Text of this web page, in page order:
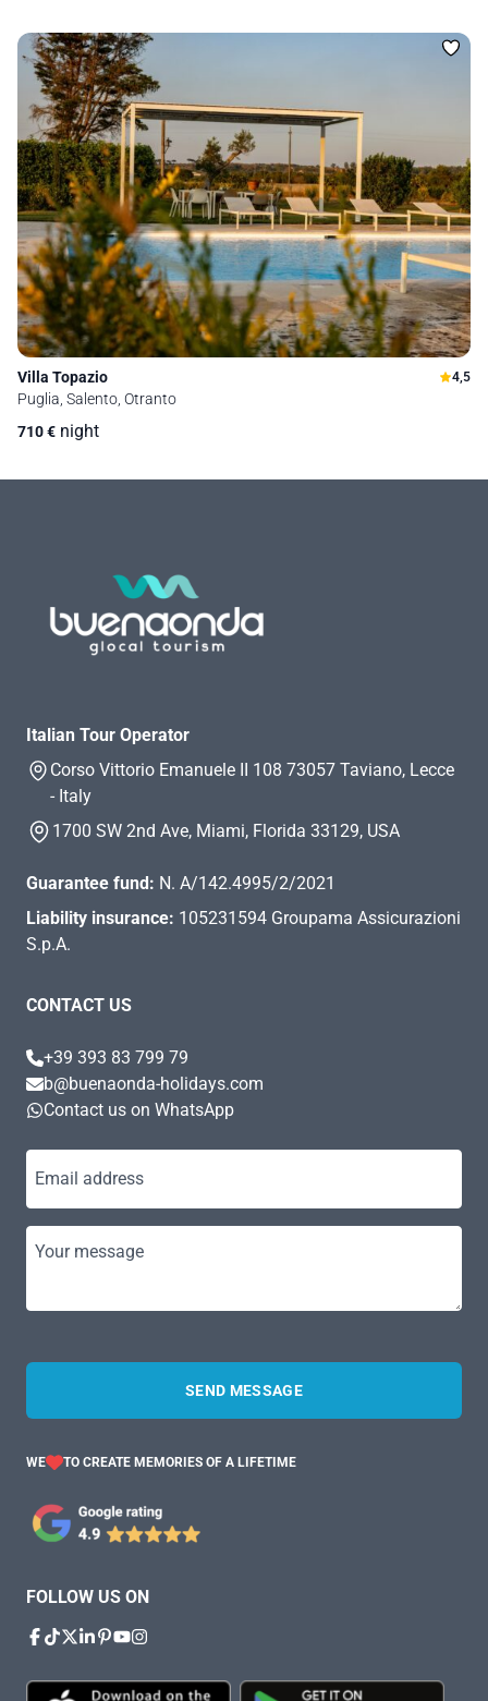
Villa Topazio 4,5
Puglia, Salento, Otranto
710€ night
Italian Tour Operator
Corso Vittorio Emanuele II 108 73057 Taviano, Lecce
- Italy
1700 SW 2nd Ave, Miami, Florida 33129, USA
Guarantee fund: N. A/142.4995/2/2021
Liability insurance: 105231594 Groupama Assicurazioni
S.p.A.
CONTACT US
+39 393 83 799 79
b@buenaonda-holidays.com
Contact us on WhatsApp
Email address
Your message
SEND MESSAGE
WE TO CREATE MEMORIES OF A LIFETIME
FOLLOW US ON